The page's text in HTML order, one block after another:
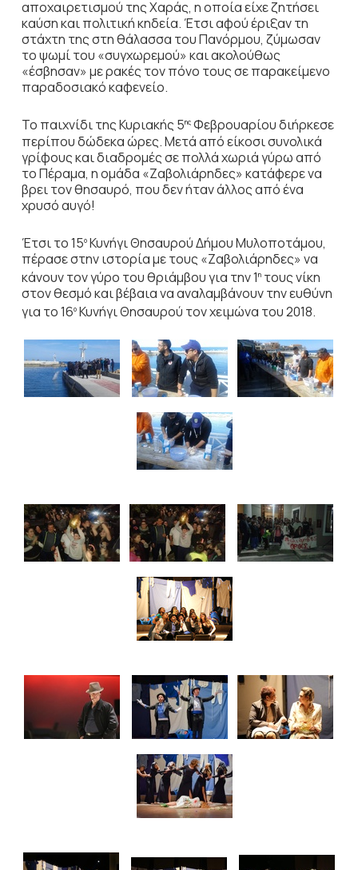
αποχαιρετισμού της Χαράς, η οποία είχε ζητήσει
καύση και πολιτική κηδεία. Έτσι αφού έριξαν τη
στάχτη της στη θάλασσα του Πανόρμου, ζύμωσαν
το ψωμί του «συγχωρεμού» και ακολούθως
«έσβησαν» με ρακές τον πόνο τους σε παρακείμενο
παραδοσιακό καφενείο.
Το παιχνίδι της Κυριακής 5ηςΦεβρουαρίου διήρκεσε
περίπου δώδεκα ώρες. Μετά από είκοσι συνολικά
γρίφους και διαδρομές σε πολλά χωριά γύρω από
το Πέραμα, η ομάδα «Ζαβολιάρηδες» κατάφερε να
βρει τον θησαυρό, που δεν ήταν άλλος από ένα
χρυσό αυγό!
Έτσι το 15οΚυνήγι Θησαυρού Δήμου Μυλοποτάμου,
πέρασε στην ιστορία με τους «Ζαβολιάρηδες» να
κάνουν τον γύρο του θριάμβου για την 1ητους νίκη
στον θεσμό και βέβαια να αναλαμβάνουν την ευθύνη
για το 16οΚυνήγι Θησαυρού τον χειμώνα του 2018.